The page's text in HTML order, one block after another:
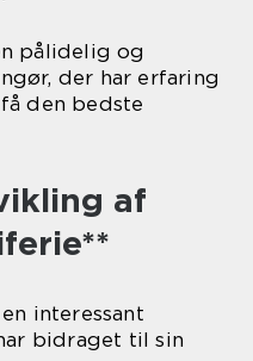
pålidelig og
der har erfaring
den bedste
af
interessant
bidraget til sin